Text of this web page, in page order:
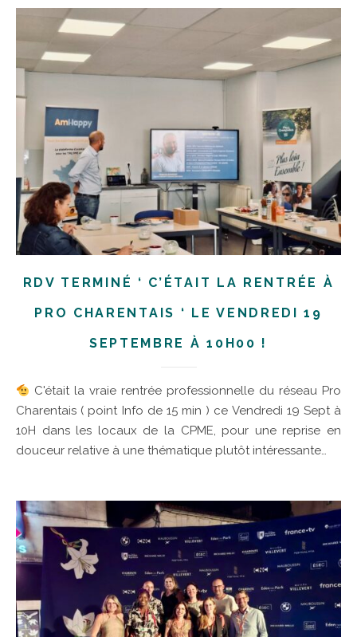
RDV TERMINÉ ‘ C’ÉTAIT LA RENTRÉE À
PRO CHARENTAIS ‘ LE VENDREDI 19
SEPTEMBRE À 10H00 !
C'était la vraie rentrée professionnelle du réseau Pro
Charentais ( point Info de 15 min ) ce Vendredi 19 Sept à
10H dans les locaux de la CPME, pour une reprise en
douceur relative à une thématique plutôt intéressante…